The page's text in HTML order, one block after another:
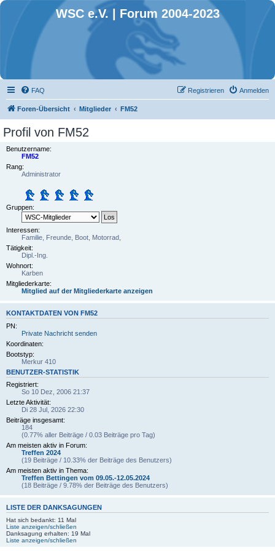
WSC e.V. | Forum 2004-2023
FAQ Anmelden
Registrieren
Foren-Übersicht Mitglieder FM52
Profil von FM52
Benutzername:
FM52
Rang:
Administrator
Gruppen:
Interessen:
Familie, Freunde, Boot, Motorrad,
Tätigkeit:
Dipl.-Ing.
Wohnort:
Karben
Mitgliederkarte:
Mitglied auf der Mitgliederkarte anzeigen
KONTAKTDATEN VON FM52
PN:
Private Nachricht senden
Koordinaten:
Bootstyp:
Merkur 410
BENUTZER-STATISTIK
Registriert:
So 10 Dez, 2006 21:37
Letzte Aktivität:
Di 28 Jul, 2026 22:30
Beiträge insgesamt:
184
(0.77% aller Beiträge / 0.03 Beiträge pro Tag)
Am meisten aktiv in Forum:
Treffen 2024
(19 Beiträge / 10.33% der Beiträge des Benutzers)
Am meisten aktiv in Thema:
Treffen Bettingen vom 09.05.-12.05.2024
(18 Beiträge / 9.78% der Beiträge des Benutzers)
LISTE DER DANKSAGUNGEN
Hat sich bedankt: 11 Mal
Liste anzeigen/schließen
Danksagung erhalten: 19 Mal
Liste anzeigen/schließen